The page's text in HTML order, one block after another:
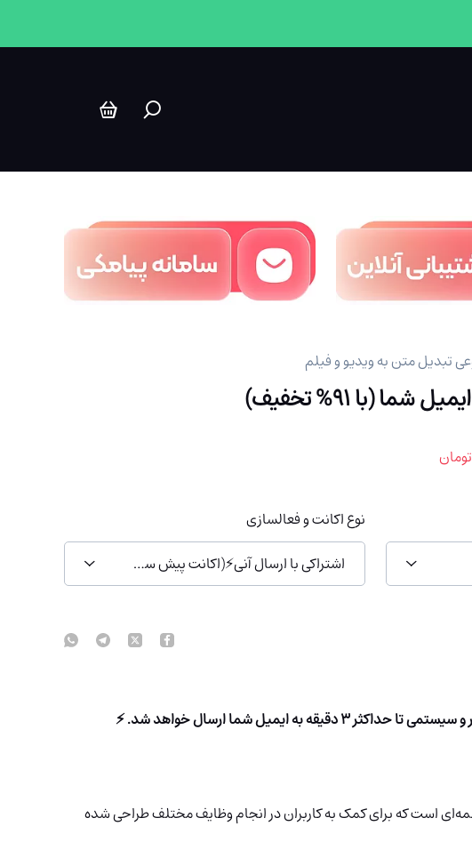
تبدیل متن به ویدیو و فیلم
تومان
نوع اکانت و فعالسازی
اشتراکی با ارسال آنی⚡(اکانت پیش ساخته)
به ایمیل شما ارسال خواهد شد. ⚡
است که برای کمک به کاربران در انجام وظایف مختلف طراحی شده